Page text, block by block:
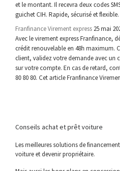
et le montant. Il recevra deux codes
guichet CIH. Rapide, sécurisé et
Franfinance Virement express 25 mai
Avec le virement express Franfinance,
crédit renouvelable en 48h maximum.
client, validez votre demande avec un
sur votre compte. En cas de retard,
80 80 80. Cet article Franfinance
Conseils achat et prêt voiture
Les meilleures solutions de
voiture et devenir propriétaire.